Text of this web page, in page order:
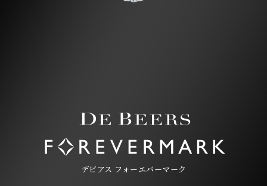
デビアス フォーエバーマーク